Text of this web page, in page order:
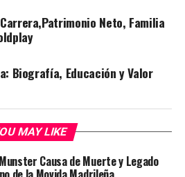
Neto, Familia
Biografía, Educación y Valor
MAY LIKE
Causa de Muerte y Legado